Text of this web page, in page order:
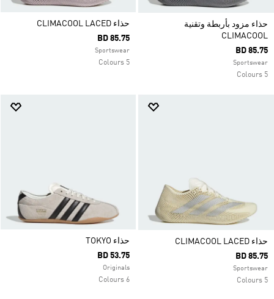
حذاء مزود بأربطة وتقنية
CLIMACOOL
BD 85.75
Sportswear
5 Colours
حذاء CLIMACOOL LACED
BD 85.75
Sportswear
5 Colours
حذاء CLIMACOOL LACED
BD 85.75
Sportswear
5 Colours
حذاء TOKYO
BD 53.75
Originals
6 Colours